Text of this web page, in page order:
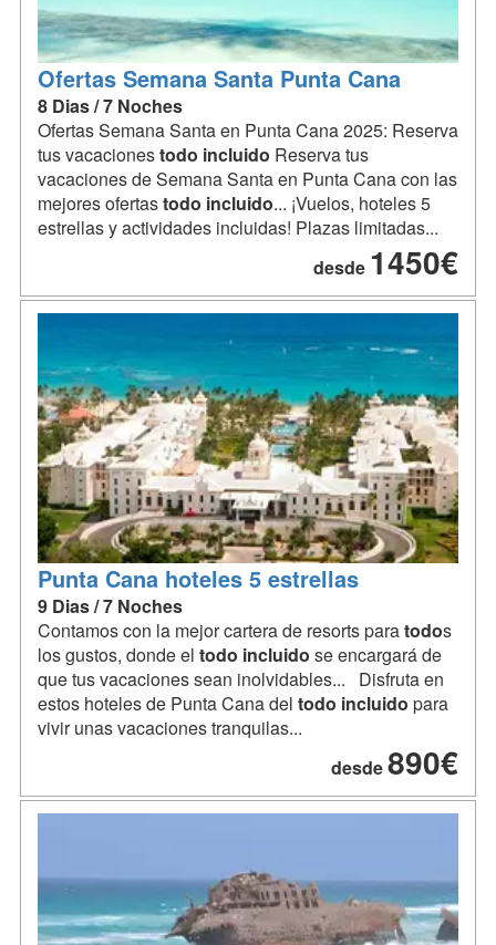
Ofertas Semana Santa Punta Cana
8 Dias / 7 Noches
Ofertas Semana Santa en Punta Cana 2025: Reserva
tus vacacionestodo incluido Reserva tus
vacaciones de Semana Santa en Punta Cana con las
mejores ofertastodo incluido... ¡Vuelos, hoteles 5
estrellas y actividades incluidas! Plazas limitadas...
desde 1450€
Punta Cana hoteles 5 estrellas
9 Dias / 7 Noches
Contamos con la mejor cartera de resorts paratodos
los gustos, donde el todo incluido se encargará de
que tus vacaciones sean inolvidables... Disfruta en
estos hoteles de Punta Cana del todo incluido para
vivir unas vacaciones tranquilas...
desde890€